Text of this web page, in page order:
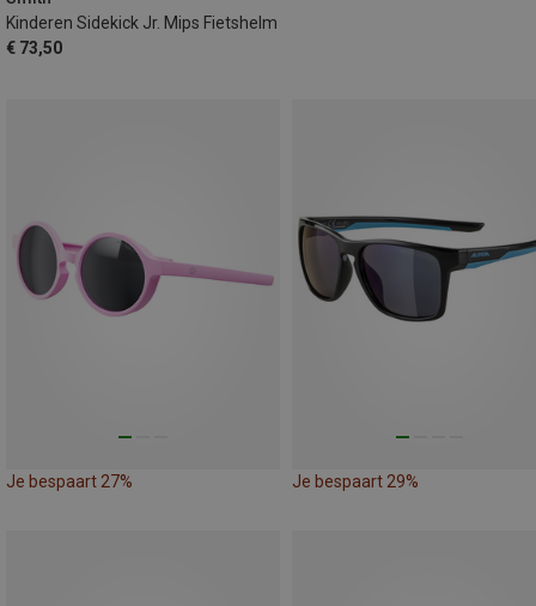
Kinderen Sidekick Jr. Mips Fietshelm
€ 73,50
Je bespaart 27% Je bespaart 29%